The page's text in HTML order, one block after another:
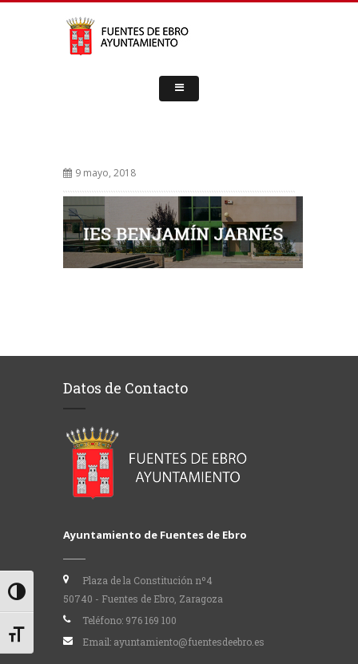
Alternar alto contraste
Alternar tamaño de letra
9 mayo, 2018
Datos de Contacto
Ayuntamiento de Fuentes de Ebro
Plaza de la Constitución nº4
50740 - Fuentes de Ebro, Zaragoza
Teléfono: 976 169 100
Email: ayuntamiento@fuentesdeebro.es